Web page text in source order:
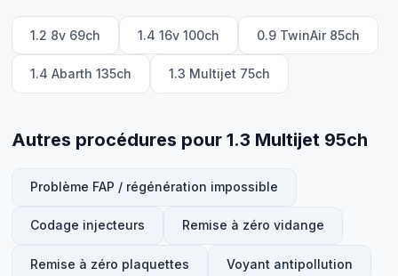
1.2 8v 69ch 1.4 16v 100ch 0.9 TwinAir 85ch
1.4 Abarth 135ch 1.3 Multijet 75ch
Autres procédures pour 1.3 Multijet 95ch
Problème FAP / régénération impossible
Codage injecteurs Remise à zéro vidange
Remise à zéro plaquettes Voyant antipollution